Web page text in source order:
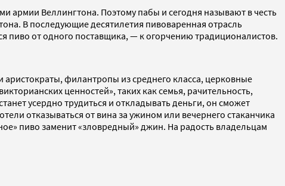
армии Веллингтона. Поэтому пабы и сегодня называют в честь
В последующие десятилетия пивоваренная отрасль
пиво от одного поставщика, — к огорчению традиционалистов.
аристократы, филантропы из среднего класса, церковные
ценностей», таких как семья, рачительность,
усердно трудиться и откладывать деньги, он сможет
отказываться от вина за ужином или вечернего стаканчика
пиво заменит «зловредный» джин. На радость владельцам